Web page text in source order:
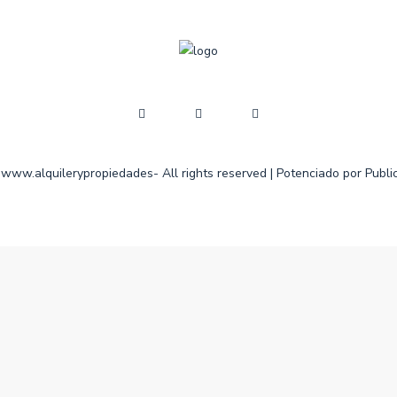
All rights reserved | Potenciado por